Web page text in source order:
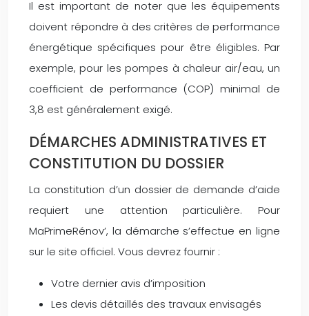
Il est important de noter que les équipements
doivent répondre à des critères de performance
énergétique spécifiques pour être éligibles. Par
exemple, pour les pompes à chaleur air/eau, un
coefficient de performance (COP) minimal de
3,8 est généralement exigé.
DÉMARCHES ADMINISTRATIVES ET
CONSTITUTION DU DOSSIER
La constitution d’un dossier de demande d’aide
requiert une attention particulière. Pour
MaPrimeRénov’, la démarche s’effectue en ligne
sur le site officiel. Vous devrez fournir :
Votre dernier avis d’imposition
Les devis détaillés des travaux envisagés